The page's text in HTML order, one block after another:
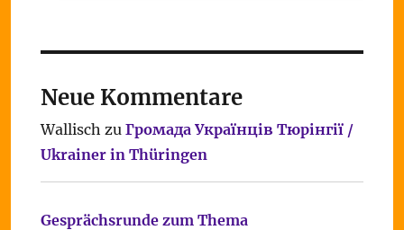
Neue Kommentare
Wallisch zu Громада Українців Тюрінгії /
Ukrainer in Thüringen
Gesprächsrunde zum Thema